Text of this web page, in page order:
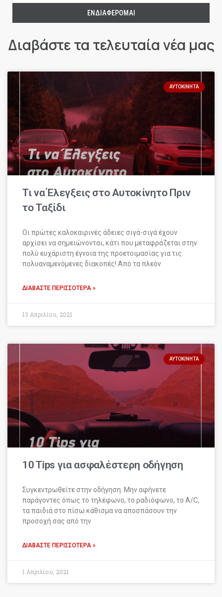
ΕΝΔΙΑΦΈΡΟΜΑΙ
Διαβάστε τα τελευταία νέα μας
ΑΥΤΟΚΊΝΗΤΑ
Τι να Έλεγξεις στο Αυτοκίνητο Πριν
το Ταξίδι
Οι πρώτες καλοκαιρινές άδειες σιγά-σιγά έχουν
αρχίσει να σημειώνονται, κάτι που μεταφράζεται στην
πολύ ευχάριστη έγνοια της προετοιμασίας για τις
πολυαναμενόμενες διακοπές! Από τα πλεόν
ΔΙΑΒΆΣΤΕ ΠΕΡΙΣΣΌΤΕΡΑ »
13 Απριλίου, 2021
ΑΥΤΟΚΊΝΗΤΑ
10 Tips για ασφαλέστερη οδήγηση
Συγκεντρωθείτε στην οδήγηση. Μην αφήνετε
παράγοντες όπως το τηλέφωνο, το ραδιόφωνο, το A/C,
τα παιδιά στο πίσω κάθισμα να αποσπάσουν την
προσοχή σας από την
ΔΙΑΒΆΣΤΕ ΠΕΡΙΣΣΌΤΕΡΑ »
1 Απριλίου, 2021